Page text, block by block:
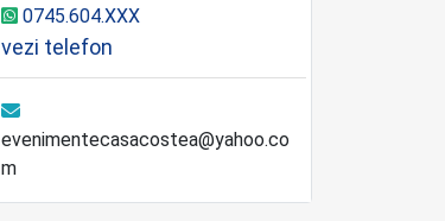
0745.604.XXX
vezi telefon
evenimentecasacostea@yahoo.co
m